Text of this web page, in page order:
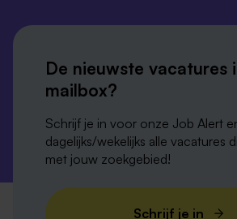
blijf op de
Privacy-verklaring Disclaimer
Cookies
De nieuwste vacatures
mailbox?
Schrijf je in voor onze Job Alert
dagelijks/wekelijks alle vacatures
met jouw zoekgebied!
Schrijf je in